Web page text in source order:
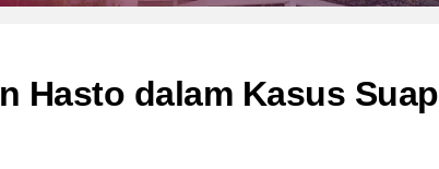
Hasto dalam Kasus Suap